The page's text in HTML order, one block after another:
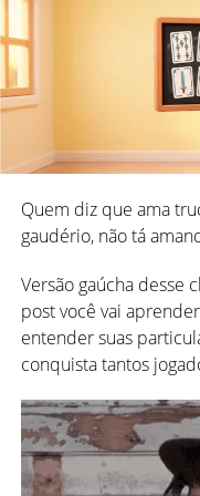
Futebol é sobre
maroto no
precisam usar táticas
quando jogar um
mudar o rumo do jogo.
Tanto no futebol
Quem diz que ama
gaudério, não tá
Versão gaúcha desse
post você vai aprender
entender suas
conquista tantos